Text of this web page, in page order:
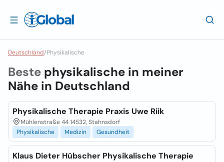
Deutschland/Physikalische
Beste physikalische in meiner
Nähe in Deutschland
Physikalische Therapie Praxis Uwe Riik
Mühlenstraße 44 14532, Stahnsdorf
Physikalische
Medizin Gesundheit
Klaus Dieter Hübscher Physikalische Therapie